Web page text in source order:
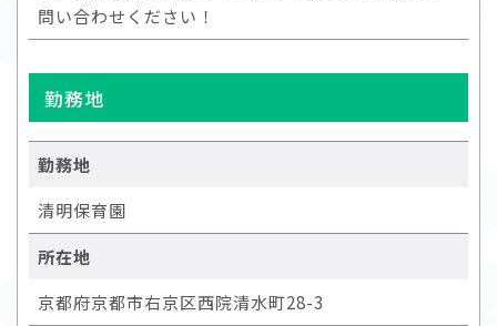
問い合わせください！
勤務地
勤務地
清明保育園
所在地
京都府京都市右京区西院清水町28-3